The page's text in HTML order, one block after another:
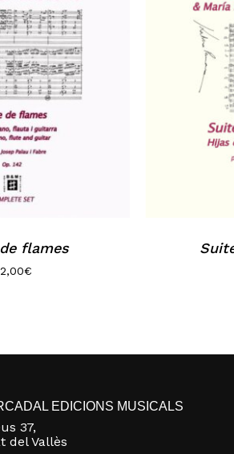
flames
€
EDICIONS MUSICALS
37,
del Vallès